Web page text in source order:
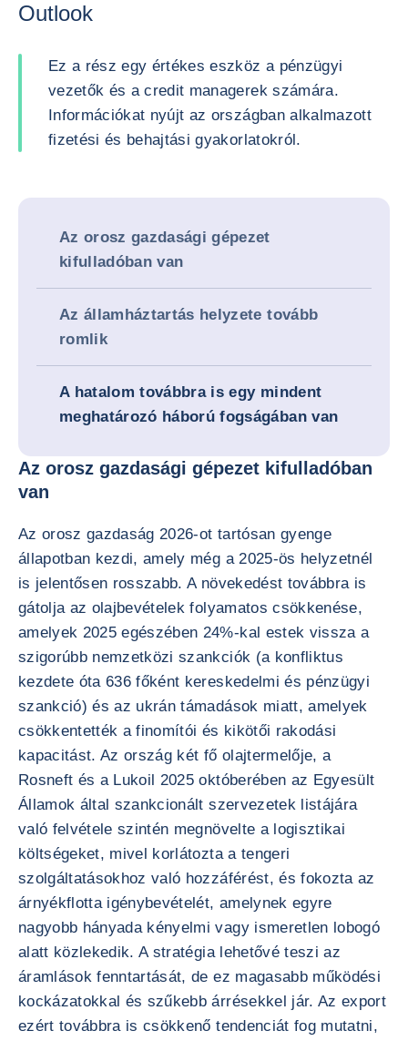
Outlook
Ez a rész egy értékes eszköz a pénzügyi
vezetők és a credit managerek számára.
Információkat nyújt az országban alkalmazott
fizetési és behajtási gyakorlatokról.
Az orosz gazdasági gépezet
kifulladóban van
Az államháztartás helyzete tovább
romlik
A hatalom továbbra is egy mindent
meghatározó háború fogságában van
Az orosz gazdasági gépezet kifulladóban
van
Az orosz gazdaság 2026-ot tartósan gyenge
állapotban kezdi, amely még a 2025-ös helyzetnél
is jelentősen rosszabb. A növekedést továbbra is
gátolja az olajbevételek folyamatos csökkenése,
amelyek 2025 egészében 24%-kal estek vissza a
szigorúbb nemzetközi szankciók (a konfliktus
kezdete óta 636 főként kereskedelmi és pénzügyi
szankció) és az ukrán támadások miatt, amelyek
csökkentették a finomítói és kikötői rakodási
kapacitást. Az ország két fő olajtermelője, a
Rosneft és a Lukoil 2025 októberében az Egyesült
Államok által szankcionált szervezetek listájára
való felvétele szintén megnövelte a logisztikai
költségeket, mivel korlátozta a tengeri
szolgáltatásokhoz való hozzáférést, és fokozta az
árnyékflotta igénybevételét, amelynek egyre
nagyobb hányada kényelmi vagy ismeretlen lobogó
alatt közlekedik. A stratégia lehetővé teszi az
áramlások fenntartását, de ez magasabb működési
kockázatokkal és szűkebb árrésekkel jár. Az export
ezért továbbra is csökkenő tendenciát fog mutatni,